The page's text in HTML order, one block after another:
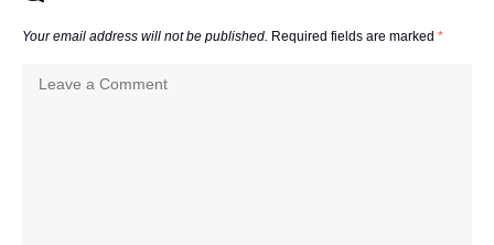
Your email address will not be published. Required fields are marked *